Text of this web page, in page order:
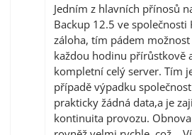
Jedním z hlavních přínosů
Backup 12.5 ve společnosti
záloha, tím pádem
každou hodinu přírůstkově
kompletní celý server. Tím
případě výpadku
prakticky žádná data,a je
kontinuita provozu.